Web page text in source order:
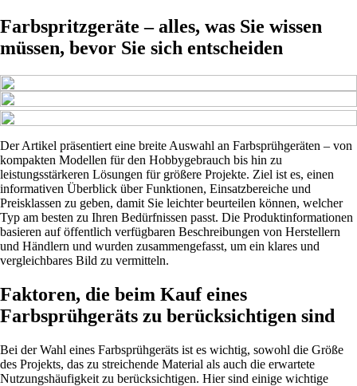
Farbspritzgeräte – alles, was Sie wissen
müssen, bevor Sie sich entscheiden
Der Artikel präsentiert eine breite Auswahl an Farbsprühgeräten – von
kompakten Modellen für den Hobbygebrauch bis hin zu
leistungsstärkeren Lösungen für größere Projekte. Ziel ist es, einen
informativen Überblick über Funktionen, Einsatzbereiche und
Preisklassen zu geben, damit Sie leichter beurteilen können, welcher
Typ am besten zu Ihren Bedürfnissen passt. Die Produktinformationen
basieren auf öffentlich verfügbaren Beschreibungen von Herstellern
und Händlern und wurden zusammengefasst, um ein klares und
vergleichbares Bild zu vermitteln.
Faktoren, die beim Kauf eines
Farbsprühgeräts zu berücksichtigen sind
Bei der Wahl eines Farbsprühgeräts ist es wichtig, sowohl die Größe
des Projekts, das zu streichende Material als auch die erwartete
Nutzungshäufigkeit zu berücksichtigen. Hier sind einige wichtige